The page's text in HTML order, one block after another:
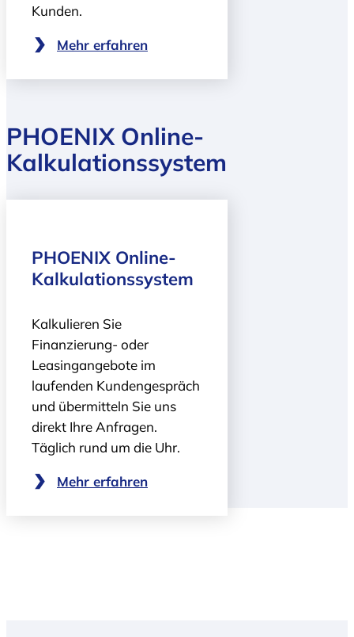
Kunden.
Mehr erfahren
PHOENIX Online-
Kalkulationssystem
PHOENIX Online-
Kalkulationssystem
Kalkulieren Sie
Finanzierung- oder
Leasingangebote im
laufenden Kundengespräch
und übermitteln Sie uns
direkt Ihre Anfragen.
Täglich rund um die Uhr.
Mehr erfahren